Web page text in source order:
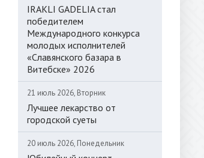
IRAKLI GADELIA стал
победителем
Международного конкурса
молодых исполнителей
«Славянского базара в
Витебске» 2026
21 июль 2026, Вторник
Лучшее лекарство от
городской суеты
20 июль 2026, Понедельник